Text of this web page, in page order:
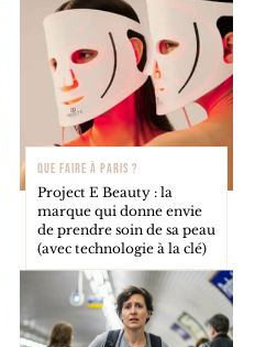
QUE FAIRE À PARIS ?
Project E Beauty : la
marque qui donne envie
de prendre soin de sa peau
(avec technologie à la clé)